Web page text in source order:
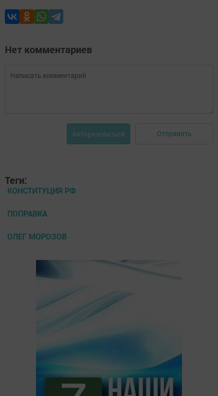
Нет комментариев
Авторизоваться Отправить
Теги:
КОНСТИТУЦИЯ РФ
ПОПРАВКА
ОЛЕГ МОРОЗОВ